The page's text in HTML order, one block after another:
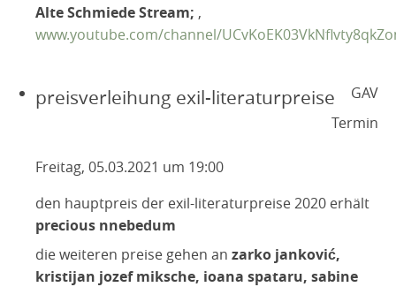
Alte Schmiede Stream; ,
www.youtube.com/channel/
preisverleihung exil-literaturpreise
GAV
Termin
Freitag, 05.03.2021 um 19:00
den hauptpreis der exil-literaturpreise 2020 erhält
precious nnebedum
die weiteren preise gehen an zarko janković,
kristijan jozef miksche, ioana spataru, sabine